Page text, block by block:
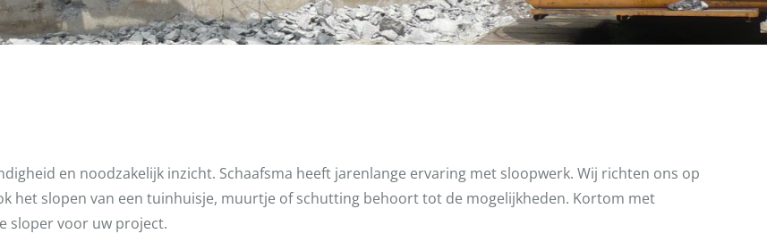
en noodzakelijk inzicht. Schaafsma heeft jarenlange ervaring met sloopwerk. Wij richten ons op
het slopen van een tuinhuisje, muurtje of schutting behoort tot de mogelijkheden. Kortom met
sloper voor uw project.